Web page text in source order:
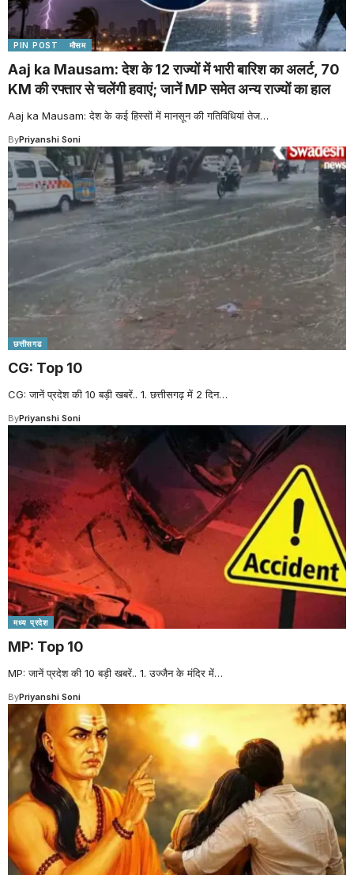
PIN POST मौसम
Aaj ka Mausam: देश के 12 राज्यों में भारी बारिश का अलर्ट, 70
KM की रफ्तार से चलेंगी हवाएं; जानें MP समेत अन्य राज्यों का हाल
Aaj ka Mausam: देश के कई हिस्सों में मानसून की गतिविधियां तेज…
ByPriyanshi Soni
छत्तीसगढ
CG: Top 10
CG: जानें प्रदेश की 10 बड़ी खबरें.. 1. छत्तीसगढ़ में 2 दिन…
ByPriyanshi Soni
मध्य प्रदेश
MP: Top 10
MP: जानें प्रदेश की 10 बड़ी खबरें.. 1. उज्जैन के मंदिर में…
ByPriyanshi Soni